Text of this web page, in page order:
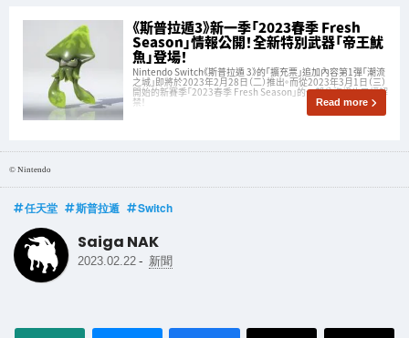
《斯普拉遁3》新一季「2023春季 Fresh
Season」情報公開！全新特別武器「帝王魷
魚」登場！
Nintendo Switch《斯普拉遁 3》的「擴充票」追加內容第1彈「潮流
之城」即將於2023年2月28日（二）推出。而從2023年3月1日（三）
開始的新賽季「2023春季 Fresh Season」的一部分資訊也已經解
禁！ Read more
© Nintendo
任天堂 斯普拉遁 Switch
Saiga NAK
2023.02.22 - 新聞